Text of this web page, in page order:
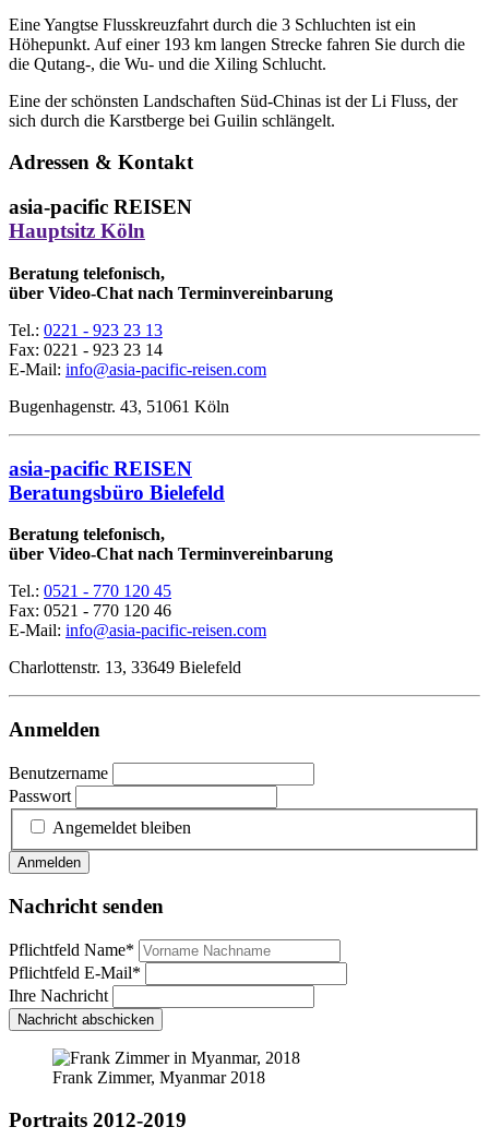
Eine Yangtse Flusskreuzfahrt durch die 3 Schluchten ist ein
Höhepunkt. Auf einer 193 km langen Strecke fahren Sie durch die
die Qutang-, die Wu- und die Xiling Schlucht.
Eine der schönsten Landschaften Süd-Chinas ist der Li Fluss, der
sich durch die Karstberge bei Guilin schlängelt.
Adressen & Kontakt
asia-pacific REISEN
Hauptsitz Köln
Beratung telefonisch,
über Video-Chat nach Terminvereinbarung
Tel.: 0221 - 923 23 13
Fax: 0221 - 923 23 14
E-Mail: info@asia-pacific-reisen.com
Bugenhagenstr. 43, 51061 Köln
asia-pacific REISEN
Beratungsbüro Bielefeld
Beratung telefonisch,
über Video-Chat nach Terminvereinbarung
Tel.: 0521 - 770 120 45
Fax: 0521 - 770 120 46
E-Mail: info@asia-pacific-reisen.com
Charlottenstr. 13, 33649 Bielefeld
Anmelden
Benutzername
Passwort
Angemeldet bleiben
Anmelden
Nachricht senden
Pflichtfeld Name*
Pflichtfeld E-Mail*
Ihre Nachricht
Nachricht abschicken
Frank Zimmer, Myanmar 2018
Portraits 2012-2019